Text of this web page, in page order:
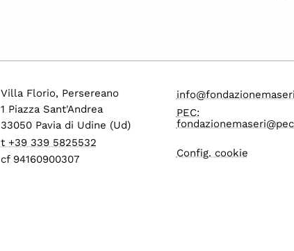
Villa Florio, Persereano
1 Piazza Sant'Andrea
33050 Pavia di Udine (Ud)
t +39 339 5825532
cf 94160900307
PEC:
Config. cookie